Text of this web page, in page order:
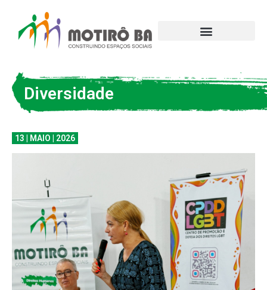
Diversidade
13 | MAIO | 2026